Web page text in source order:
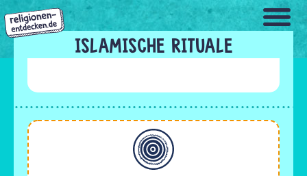
Direkt
zum
Inhalt
ISLAMISCHE RITUALE
Allgemein